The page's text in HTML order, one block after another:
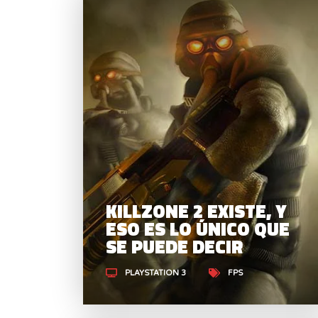
KILLZONE 2 EXISTE, Y
ESO ES LO ÚNICO QUE
SE PUEDE DECIR
PLAYSTATION 3 FPS